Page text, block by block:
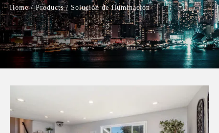
Home / Products / Solución de Iluminación